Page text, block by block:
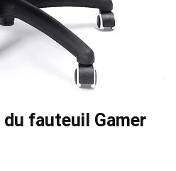
fauteuil Gamer